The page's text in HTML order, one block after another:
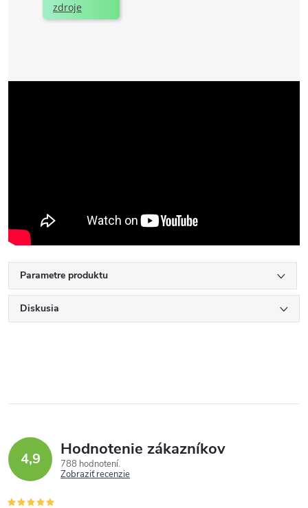
zdroje
Parametre produktu
Diskusia
4,9 Hodnotenie zákazníkov
788 hodnotení
Zobraziť recenzie